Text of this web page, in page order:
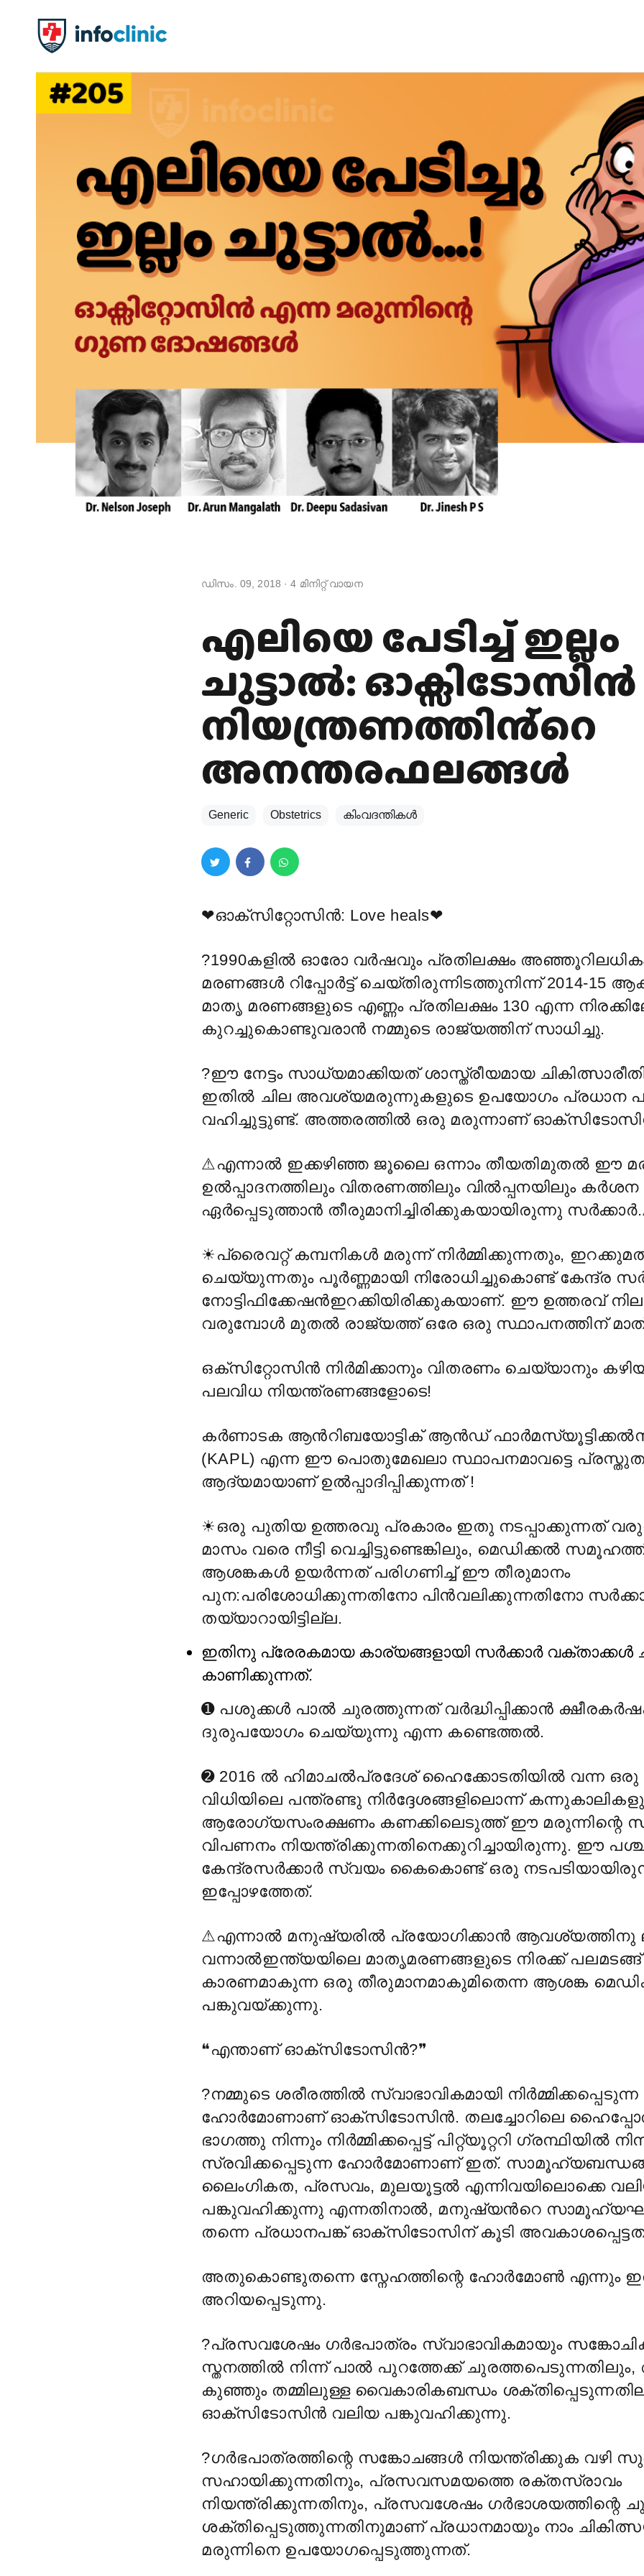
ഡിസം. 09, 2018 ·4 മിനിറ്റ് വായന
എലിയെ പേടിച്ച് ഇല്ലം
ചുട്ടാൽ: ഓക്സിടോസിൻ
നിയന്ത്രണത്തിൻ്റെ
അനന്തരഫലങ്ങൾ
Generic Obstetrics കിംവദന്തികൾ
❤ഓക്സിറ്റോസിൻ: Love heals❤
?1990കളിൽ ഓരോ വര്ഷവും പ്രതിലക്ഷം
മരണങ്ങൾ റിപ്പോർട്ട് ചെയ്തിരുന്നിടത്തുനിന്ന് 2014-15
മാതൃ മരണങ്ങളുടെ എണ്ണം പ്രതിലക്ഷം 130 എന്ന
കുറച്ചുകൊണ്ടുവരാൻ നമ്മുടെ രാജ്യത്തിന് സാധിച്ചു.
?ഈ നേട്ടം സാധ്യമാക്കിയത് ശാസ്ത്രീയമായ
ഇതില് ചില അവശ്യമരുന്നുകളുടെ ഉപയോഗം പ്രധാന
വഹിച്ചുട്ടുണ്ട്. അത്തരത്തിൽ ഒരു മരുന്നാണ്
⚠എന്നാൽ ഇക്കഴിഞ്ഞ ജൂലൈ ഒന്നാം തീയതിമുതൽ ഈ
ഉല്പ്പാദനത്തിലും വിതരണത്തിലും വില്പ്പനയിലും കര്ശന
ഏര്പ്പെടുത്താന് തീരുമാനിച്ചിരിക്കുകയായിരുന്നു സര്ക്കാര്.
☀ പ്രൈവറ്റ് കമ്പനികള് മരുന്ന് നിര്മ്മിക്കുന്നതും,
ചെയ്യുന്നതും പൂര്ണ്ണമായി നിരോധിച്ചുകൊണ്ട് കേന്ദ്ര
നോട്ടിഫിക്കേഷന്ഇറക്കിയിരിക്കുകയാണ്. ഈ ഉത്തരവ്
വരുമ്പോള് മുതല് രാജ്യത്ത് ഒരേ ഒരു സ്ഥാപനത്തിന്
ഒക്സിറ്റോസിൻ നിർമിക്കാനും വിതരണം ചെയ്യാനും
പലവിധ നിയന്ത്രണങ്ങളോടെ!
കർണാടക ആൻറിബയോട്ടിക് ആൻഡ് ഫാർമസ്യൂട്ടിക്കൽസ്
(KAPL) എന്ന ഈ പൊതുമേഖലാ സ്ഥാപനമാവട്ടെ
ആദ്യമായാണ്‌ ഉല്പ്പാദിപ്പിക്കുന്നത് !
☀ ഒരു പുതിയ ഉത്തരവു പ്രകാരം ഇതു നടപ്പാക്കുന്നത്
മാസം വരെ നീട്ടി വെച്ചിട്ടുണ്ടെങ്കിലും, മെഡിക്കല്
ആശങ്കകള് ഉയര്ന്നത് പരിഗണിച്ച് ഈ തീരുമാനം
പുന:പരിശോധിക്കുന്നതിനോ പിൻവലിക്കുന്നതിനോ
തയ്യാറായിട്ടില്ല.
ഇതിനു പ്രേരകമായ കാര്യങ്ങളായി സര്ക്കാര്വക്താക്കള്
കാണിക്കുന്നത്.
➊ പശുക്കൾ പാൽ ചുരത്തുന്നത് വർദ്ധിപ്പിക്കാൻ
ദുരുപയോഗം ചെയ്യുന്നു എന്ന കണ്ടെത്തല്.
➋ 2016 ല് ഹിമാചൽപ്രദേശ് ഹൈക്കോടതിയില് വന്ന ഒരു
വിധിയിലെ പന്ത്രണ്ടു നിര്ദ്ദേശങ്ങളിലൊന്ന്
ആരോഗ്യസംരക്ഷണം കണക്കിലെടുത്ത് ഈ മരുന്നിന്റെ
വിപണനം നിയന്ത്രിക്കുന്നതിനെക്കുറിച്ചായിരുന്നു. ഈ
കേന്ദ്രസർക്കാർ സ്വയം കൈകൊണ്ട് ഒരു
ഇപ്പോഴത്തേത്.
⚠എന്നാൽ മനുഷ്യരില് പ്രയോഗിക്കാന് ആവശ്യത്തിനു
വന്നാല്ഇന്ത്യയിലെ മാതൃമരണങ്ങളുടെ നിരക്ക് പലമടങ്ങ്‌
കാരണമാകുന്ന ഒരു തീരുമാനമാകുമിതെന്ന ആശങ്ക
പങ്കുവയ്ക്കുന്നു.
❝എന്താണ് ഓക്സിടോസിൻ?❞
?നമ്മുടെ ശരീരത്തിൽ സ്വാഭാവികമായി
ഹോർമോണാണ് ഓക്സിടോസിൻ. തലച്ചോറിലെ
ഭാഗത്തു നിന്നും നിർമ്മിക്കപ്പെട്ട് പിറ്റ്യൂറ്ററി ഗ്രന്ഥിയിൽ
സ്രവിക്കപ്പെടുന്ന ഹോർമോണാണ് ഇത്.
ലൈംഗികത, പ്രസവം, മുലയൂട്ടൽ എന്നിവയിലൊക്കെ
പങ്കുവഹിക്കുന്നു എന്നതിനാൽ, മനുഷ്യൻറെ
തന്നെ പ്രധാനപങ്ക് ഓക്സിടോസിന് കൂടി
അതുകൊണ്ടുതന്നെ സ്നേഹത്തിന്റെ ഹോർമോൺ എന്നും
അറിയപ്പെടുന്നു.
?പ്രസവശേഷം ഗർഭപാത്രം സ്വാഭാവികമായും
സ്തനത്തിൽ നിന്ന് പാൽ പുറത്തേക്ക്
കുഞ്ഞും തമ്മിലുള്ള വൈകാരികബന്ധം
ഓക്സിടോസിൻ വലിയ പങ്കുവഹിക്കുന്നു.
?ഗര്ഭപാത്രത്തിന്റെ സങ്കോചങ്ങള് നിയന്ത്രിക്കുക വഴി
സഹായിക്കുന്നതിനും, പ്രസവസമയത്തെ രക്തസ്രാവം
നിയന്ത്രിക്കുന്നതിനും, പ്രസവശേഷം ഗർഭാശയത്തിന്റെ
ശക്തിപ്പെടുത്തുന്നതിനുമാണ് പ്രധാനമായും നാം
മരുന്നിനെ ഉപയോഗപ്പെടുത്തുന്നത്.